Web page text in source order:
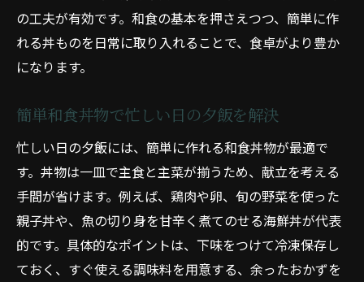
の工夫が有効です。和食の基本を押さえつつ、簡単に作
れる丼ものを日常に取り入れることで、食卓がより豊か
になります。
簡単和食丼物で忙しい日の夕飯を解決
忙しい日の夕飯には、簡単に作れる和食丼物が最適で
す。丼物は一皿で主食と主菜が揃うため、献立を考える
手間が省けます。例えば、鶏肉や卵、旬の野菜を使った
親子丼や、魚の切り身を甘辛く煮てのせる海鮮丼が代表
的です。具体的なポイントは、下味をつけて冷凍保存し
ておく、すぐ使える調味料を用意する、余ったおかずを